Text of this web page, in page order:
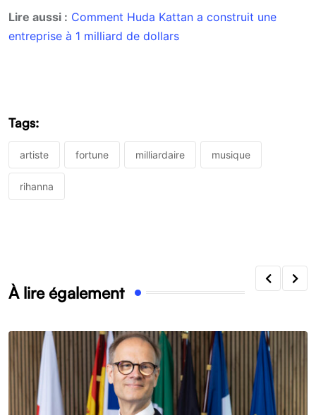
Lire aussi : Comment Huda Kattan a construit une
entreprise à 1 milliard de dollars
Tags:
artiste fortune milliardaire musique
rihanna
À lire également